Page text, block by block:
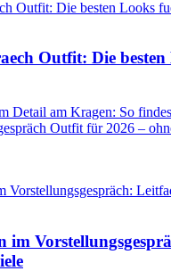
Outfit: Die
Detail am Kragen: So
Outfit für 2026 –
im